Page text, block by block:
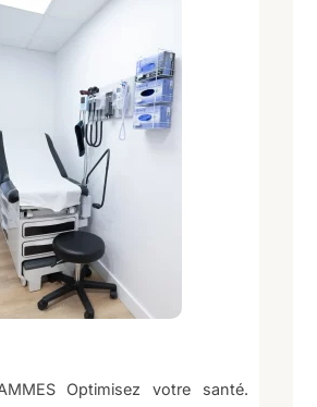
Optimisez votre santé.